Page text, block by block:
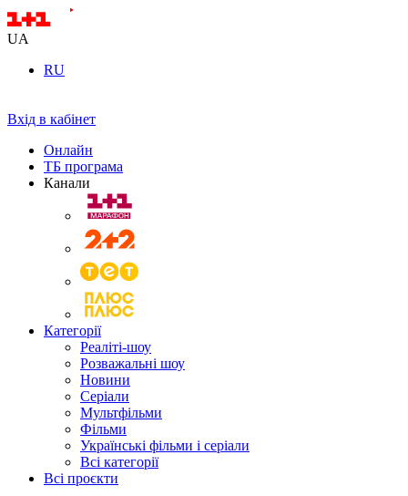
UA
RU
Вхід в кабінет
Онлайн
ТБ програма
Канали
Категорії
Реаліті-шоу
Розважальні шоу
Новини
Серіали
Мультфільми
Фільми
Українські фільми і серіали
Всі категорії
Всі проєкти